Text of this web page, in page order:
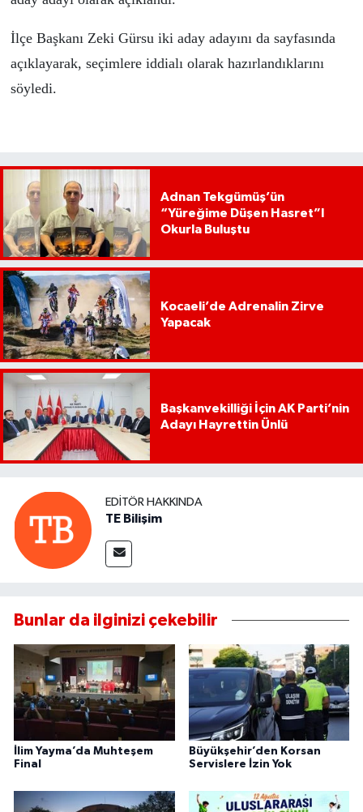
İlçe Başkanı Zeki Gürsu iki aday adayını da sayfasında
açıklayarak, seçimlere iddialı olarak hazırlandıklarını
söyledi.
Adnan Tekgümüş’ün
“Yüreğime Düşen Hasret”I
Okurla Buluştu
Kocaeli’de Adrenalin Zirve
Yapacak
Başkanvekilliği İçin AK Parti’nin
Adayı Hayrettin Ünlü
EDITÖR HAKKINDA
TE Bilişim
Bunlar da ilginizi çekebilir
İlim Yayma’da Muhteşem
Final
Büyükşehir’den Korsan
Servislere İzin Yok